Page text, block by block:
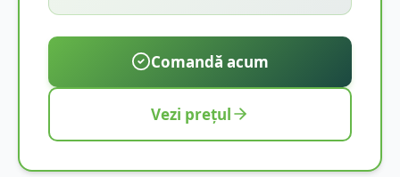
Comandă acum
Vezi prețul